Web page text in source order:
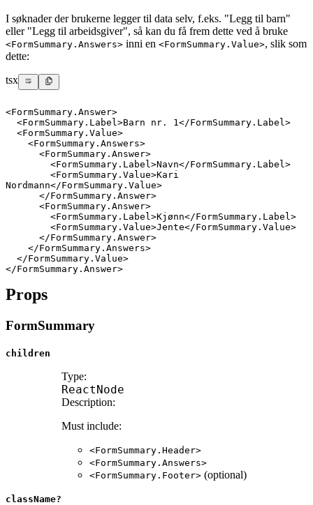
I søknader der brukerne legger til data selv, f.eks. "Legg til barn"
eller "Legg til arbeidsgiver", så kan du få frem dette ved å bruke
<FormSummary.Answers> inni en <FormSummary.Value>, slik som
dette:
tsx
<FormSummary.Answer>
<FormSummary.Label>Barn nr. 1</FormSummary.Label>
<FormSummary.Value>
<FormSummary.Answers>
<FormSummary.Answer>
<FormSummary.Label>Navn</FormSummary.Label>
<FormSummary.Value>Kari
Nordmann</FormSummary.Value>
</FormSummary.Answer>
<FormSummary.Answer>
<FormSummary.Label>Kjønn</FormSummary.Label>
<FormSummary.Value>Jente</FormSummary.Value>
</FormSummary.Answer>
</FormSummary.Answers>
</FormSummary.Value>
</FormSummary.Answer>
Props
FormSummary
children
Type:
ReactNode
Description:
Must include:
<FormSummary.Header>
<FormSummary.Answers>
<FormSummary.Footer> (optional)
className?